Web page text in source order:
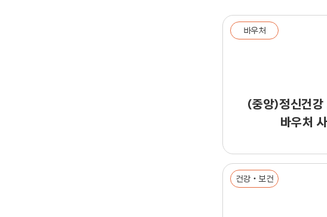
바우처
(중앙)정신건강
바우처
건강‧보건